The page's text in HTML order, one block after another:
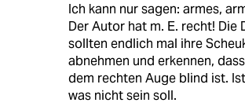
Ich kann nur sagen: armes,
Der Autor hat m. E. recht! Die
sollten endlich mal ihre
abnehmen und erkennen,
dem rechten Auge blind ist.
was nicht sein soll.